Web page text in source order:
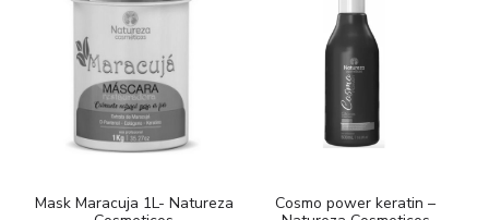
Mask Maracuja 1L- Natureza
Cosmo power keratin –